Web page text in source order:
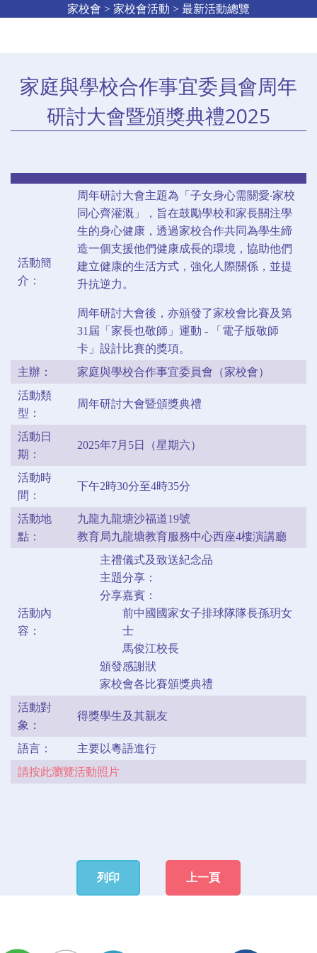
家校會 > 家校會活動 > 最新活動總覽
家庭與學校合作事宜委員會周年
研討大會暨頒獎典禮2025
活動簡
介：
周年研討大會主題為「子女身心需關愛‧家校
同心齊灌溉」，旨在鼓勵學校和家長關注學
生的身心健康，透過家校合作共同為學生締
造一個支援他們健康成長的環境，協助他們
建立健康的生活方式，強化人際關係，並提
升抗逆力。
周年研討大會後，亦頒發了家校會比賽及第
31屆「家長也敬師」運動 - 「電子版敬師
卡」設計比賽的獎項。
主辦：
家庭與學校合作事宜委員會（家校會）
活動類
型：
周年研討大會暨頒獎典禮
活動日
期：
2025年7月5日（星期六）
活動時
間：
下午2時30分至4時35分
活動地
點：
九龍九龍塘沙福道19號
教育局九龍塘教育服務中心西座4樓演講廳
活動內
容：
主禮儀式及致送紀念品
主題分享：
分享嘉賓：
前中國國家女子排球隊隊長孫玥女
士
馬俊江校長
頒發感謝狀
家校會各比賽頒獎典禮
活動對
象：
得獎學生及其親友
語言：
主要以粵語進行
請按此瀏覽活動照片
列印 上一頁